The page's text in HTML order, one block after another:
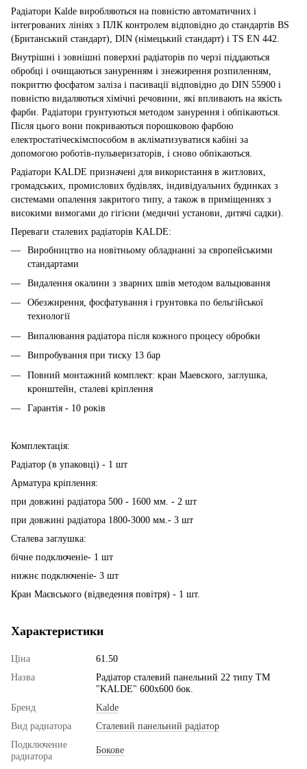
Радіатори Kalde виробляються на повністю автоматичних і
інтегрованих лініях з ПЛК контролем відповідно до стандартів BS
(Британський стандарт), DIN (німецький стандарт) і TS EN 442.
Внутрішні і зовнішні поверхні радіаторів по черзі піддаються
обробці і очищаються зануренням і знежирення розпиленням,
покриттю фосфатом заліза і пасивації відповідно до DIN 55900 і
повністю видаляються хімічні речовини, які впливають на якість
фарби. Радіатори грунтуються методом занурення і обпікаються.
Після цього вони покриваються порошковою фарбою
електростатіческімспособом в акліматизуватися кабіні за
допомогою роботів-пульверизаторів, і сново обпікаються.
Радіатори KALDE призначені для використання в житлових,
громадських, промислових будівлях, індивідуальних будинках з
системами опалення закритого типу, а також в приміщеннях з
високими вимогами до гігієни (медичні установи, дитячі садки).
Переваги сталевих радіаторів KALDE:
Виробництво на новітньому обладнанні за європейськими
стандартами
Видалення окалини з зварних швів методом вальцювання
Обезжирення, фосфатування і грунтовка по бельгійської
технології
Випалювання радіатора після кожного процесу обробки
Випробування при тиску 13 бар
Повний монтажний комплект: кран Маевскоrо, заглушка,
кронштейн, сталеві кріплення
Гарантія - 10 років
Комплектація:
Радіатор (в упаковці) - 1 шт
Арматура кріплення:
при довжині радіатора 500 - 1600 мм. - 2 шт
при довжині радіатора 1800-3000 мм.- 3 шт
Сталева заглушка:
бічне подключеніе- 1 шт
нижнє подключеніе- 3 шт
Кран Маєвського (відведення повітря) - 1 шт.
Характеристики
Ціна
61.50
Назва
Радіатор сталевий панельний 22 типу ТМ
"KALDE" 600х600 бок.
Бренд
Kalde
Вид радиатора
Сталевий панельний радіатор
Подключение
радиатора
Бокове